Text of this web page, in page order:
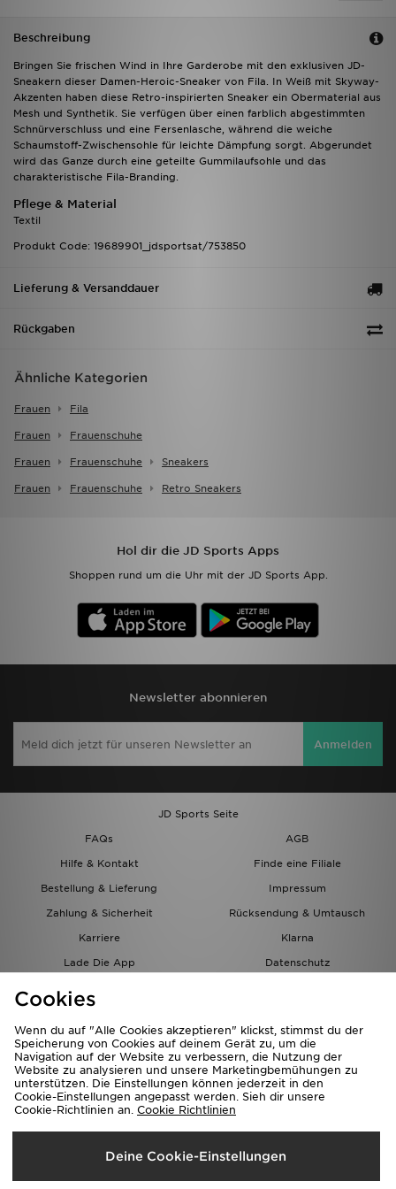
Beschreibung
Bringen Sie frischen Wind in Ihre Garderobe mit den exklusiven JD-
Sneakern dieser Damen-Heroic-Sneaker von Fila. In Weiß mit Skyway-
Akzenten haben diese Retro-inspirierten Sneaker ein Obermaterial aus
Mesh und Synthetik. Sie verfügen über einen farblich abgestimmten
Schnürverschluss und eine Fersenlasche, während die weiche
Schaumstoff-Zwischensohle für leichte Dämpfung sorgt. Abgerundet
wird das Ganze durch eine geteilte Gummilaufsohle und das
charakteristische Fila-Branding.
Pflege & Material
Textil
Produkt Code: 19689901_jdsportsat/753850
Lieferung & Versanddauer
Rückgaben
Ähnliche Kategorien
Frauen Fila
Frauen Frauenschuhe
Frauen Frauenschuhe Sneakers
Frauen Frauenschuhe Retro Sneakers
Hol dir die JD Sports Apps
Shoppen rund um die Uhr mit der JD Sports App.
Newsletter abonnieren
Anmelden
JD Sports Seite
FAQs
AGB
Hilfe & Kontakt
Finde eine Filiale
Bestellung & Lieferung
Impressum
Zahlung & Sicherheit
Rücksendung & Umtausch
Karriere
Klarna
Lade Die App
Datenschutz
Lieferung Nach
Österreich
Cookies
Wenn du auf "Alle Cookies akzeptieren" klickst, stimmst du der
Speicherung von Cookies auf deinem Gerät zu, um die
Navigation auf der Website zu verbessern, die Nutzung der
Website zu analysieren und unsere Marketingbemühungen zu
unterstützen. Die Einstellungen können jederzeit in den
Cookie-Einstellungen angepasst werden. Sieh dir unsere
Cookie-Richtlinien an. Cookie Richtlinien
Deine Cookie-Einstellungen